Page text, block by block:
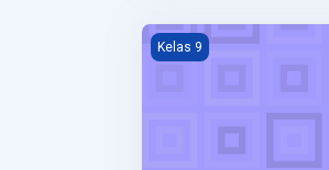
Informatika/Teknologi 9-7
Kelas 9